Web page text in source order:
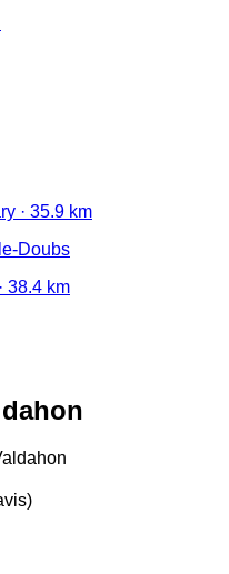
· 35.9 km
Doubs
38.4 km
)